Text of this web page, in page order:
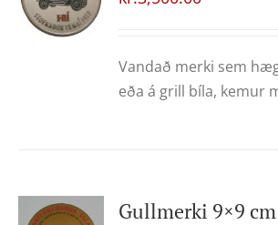
Vandað merki sem
eða á grill bíla, kemur
Gullmerki 9×9 cm